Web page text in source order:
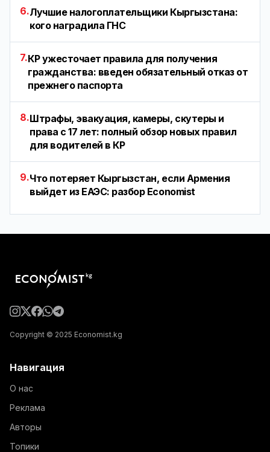
6.Лучшие налогоплательщики Кыргызстана:
кого наградила ГНС
7.КР ужесточает правила для получения
гражданства: введен обязательный отказ от
прежнего паспорта
8.Штрафы, эвакуация, камеры, скутеры и
права с 17 лет: полный обзор новых правил
для водителей в КР
9.Что потеряет Кыргызстан, если Армения
выйдет из ЕАЭС: разбор Economist
Copyright © 2025 Economist.kg
Навигация
О нас
Реклама
Авторы
Топики